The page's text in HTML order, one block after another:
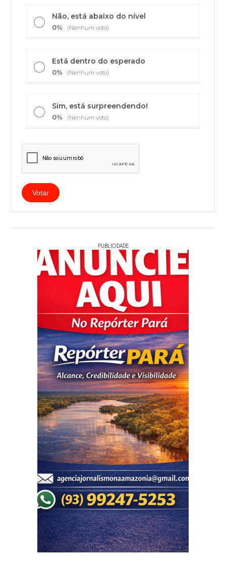
Não, está abaixo do nível
0% (Nenhum voto)
Está dentro do esperado
0% (Nenhum voto)
Sim, está surpreendendo!
0% (Nenhum voto)
PUBLICIDADE